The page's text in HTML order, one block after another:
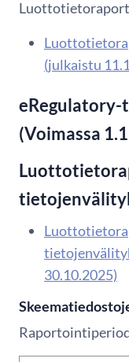
(julkaistu
eRegulatory-
(Voimassa
30.10.2025)